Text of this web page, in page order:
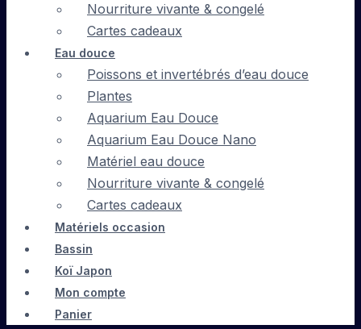
Nourriture vivante & congelé
Cartes cadeaux
Eau douce
Poissons et invertébrés d’eau douce
Plantes
Aquarium Eau Douce
Aquarium Eau Douce Nano
Matériel eau douce
Nourriture vivante & congelé
Cartes cadeaux
Matériels occasion
Bassin
Koï Japon
Mon compte
Panier